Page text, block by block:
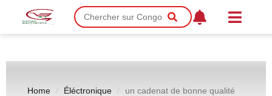
Home Éléctronique un cadenat de bonne qualité